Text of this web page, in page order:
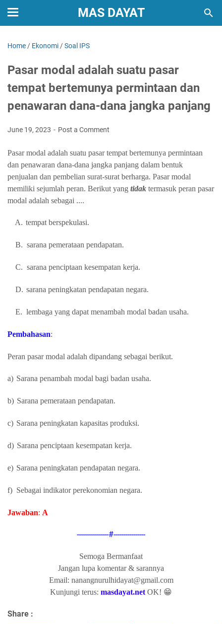
MAS DAYAT
Home / Ekonomi /Soal IPS
Pasar modal adalah suatu pasar
tempat bertemunya permintaan dan
penawaran dana-dana jangka panjang
June 19, 2023 Post a Comment
Pasar modal adalah suatu pasar tempat bertemunya permintaan
dan penawaran dana-dana jangka panjang dalam bentuk
penjualan dan pembelian surat-surat berharga. Pasar modal
memiliki sejumlah peran. Berikut yang tidak termasuk peran pasar
modal adalah sebagai ....
A. tempat berspekulasi.
B. sarana pemerataan pendapatan.
C. sarana penciptaan kesempatan kerja.
D. sarana peningkatan pendapatan negara.
E. lembaga yang dapat menambah modal badan usaha.
Pembahasan:
Peran pasar modal adalah dipandang sebagai berikut.
a) Sarana penambah modal bagi badan usaha.
b) Sarana pemerataan pendapatan.
c) Sarana peningkatan kapasitas produksi.
d) Sarana penciptaan kesempatan kerja.
e) Sarana peningkatan pendapatan negara.
f) Sebagai indikator perekonomian negara.
Jawaban: A
----------------#----------------
Semoga Bermanfaat
Jangan lupa komentar & sarannya
Email: nanangnurulhidayat@gmail.com
Kunjungi terus: masdayat.net OK! 😁
Share :